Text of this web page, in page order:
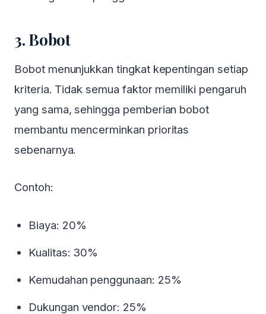
3. Bobot
Bobot menunjukkan tingkat kepentingan setiap
kriteria. Tidak semua faktor memiliki pengaruh
yang sama, sehingga pemberian bobot
membantu mencerminkan prioritas
sebenarnya.
Contoh:
Biaya: 20%
Kualitas: 30%
Kemudahan penggunaan: 25%
Dukungan vendor: 25%
0818715595, 087881000100, 087881888899